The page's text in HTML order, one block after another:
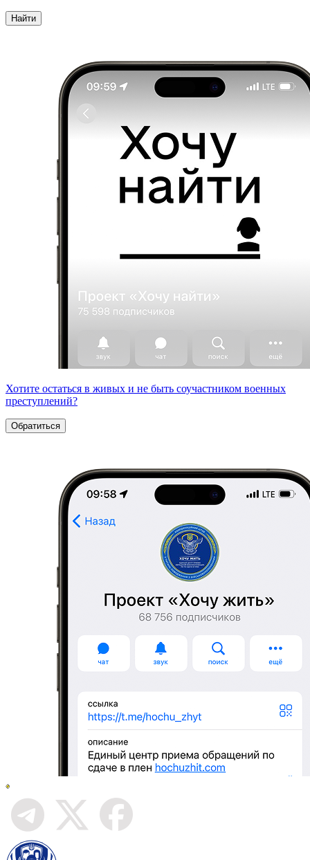
Найти
Хотите остаться в живых и не быть соучастником военных
преступлений?
Обратиться